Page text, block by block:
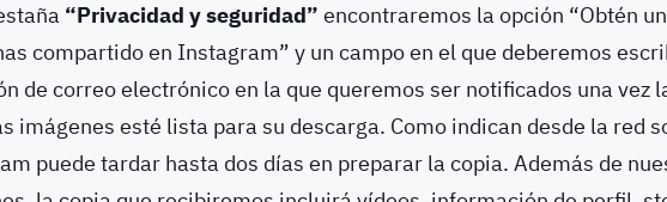
“Privacidad y seguridad” encontraremos la opción “Obtén
compartido en Instagram” y un campo en el que deberemos
de correo electrónico en la que queremos ser notificados una vez
imágenes esté lista para su descarga. Como indican desde la red
puede tardar hasta dos días en preparar la copia. Además de